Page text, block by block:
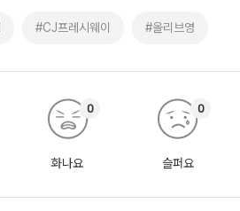
#CJ프레시웨이 #올리브영
화나요
0
슬퍼요
0